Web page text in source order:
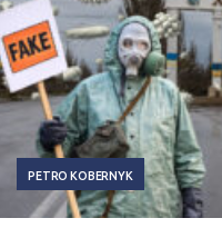
PETRO KOBERNYK